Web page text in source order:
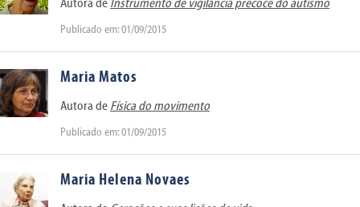
Autora de Instrumento de vigilância precoce do autismo
Publicado em: 01/09/2015
Maria Matos
Autora de Física do movimento
Publicado em: 01/09/2015
Maria Helena Novaes